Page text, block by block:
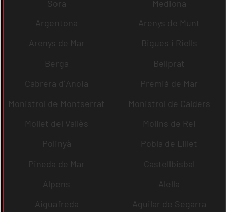
Sora
Mediona
Argentona
Arenys de Munt
Arenys de Mar
Bigues i Riells
Berga
Bellprat
Cabrera d´Anoia
Premià de Mar
Monistrol de Montserrat
Monistrol de Calders
Mollet del Vallès
Molins de Rei
Polinyà
Pobla de Lillet
Pineda de Mar
Castellbisbal
Alpens
Alella
Aiguafreda
Aguilar de Segarra